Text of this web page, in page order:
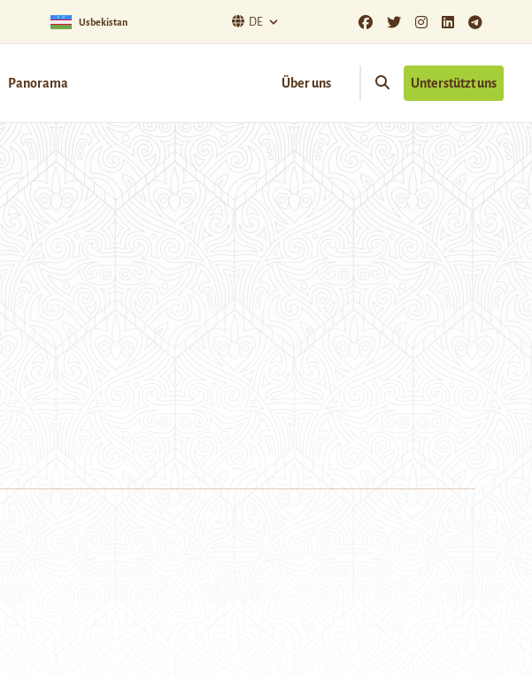
Usbekistan DE
Panorama Über uns Unterstützt uns